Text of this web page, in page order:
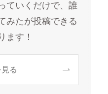
ていくだけで、誰
みたが投稿できる
ます！
る